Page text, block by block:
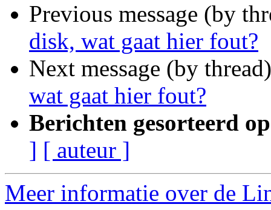
Previous message (by
disk, wat gaat hier fout?
Next message (by
wat gaat hier fout?
Berichten gesorteerd
] [ auteur ]
Meer informatie over de